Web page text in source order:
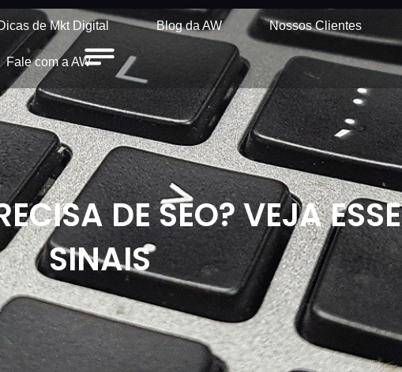
de Mkt Digital Blog da AW Nossos Clientes
Fale com a AW
DE SEO? VEJA
SINAIS